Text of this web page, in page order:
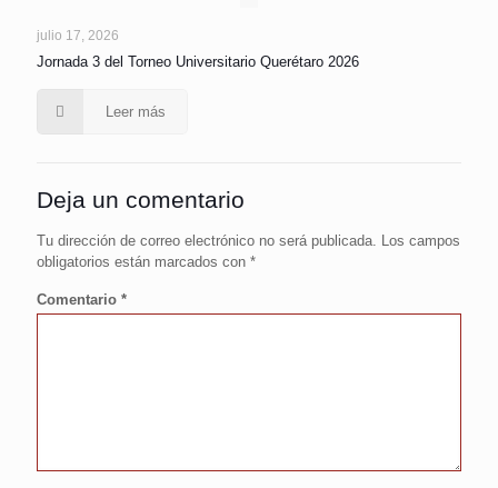
julio 17, 2026
Jornada 3 del Torneo Universitario Querétaro 2026
Leer más
Deja un comentario
Tu dirección de correo electrónico no será publicada. Los campos
obligatorios están marcados con *
Comentario *